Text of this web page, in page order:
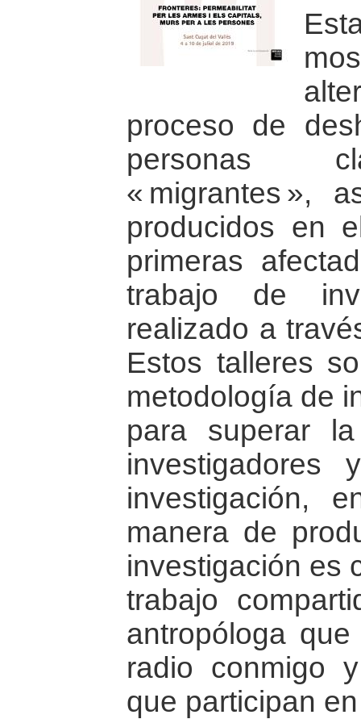
proceso de
personas
« migrantes »,
producidos en
primeras
trabajo de
realizado a
Estos talleres
metodología de
para superar
investigación,
manera de
investigación es
trabajo
antropóloga
radio conmigo
que participan